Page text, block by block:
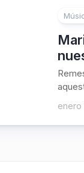
enero